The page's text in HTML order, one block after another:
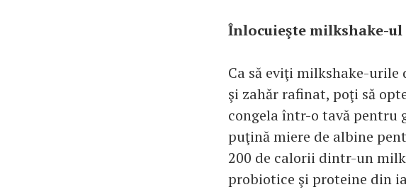
Înlocuieşte milkshake-ul
Ca să eviţi milkshake-
şi zahăr rafinat, poţi să
congela într-o tavă pentru
puţină miere de albine
200 de calorii dintr-un
probiotice şi proteine din